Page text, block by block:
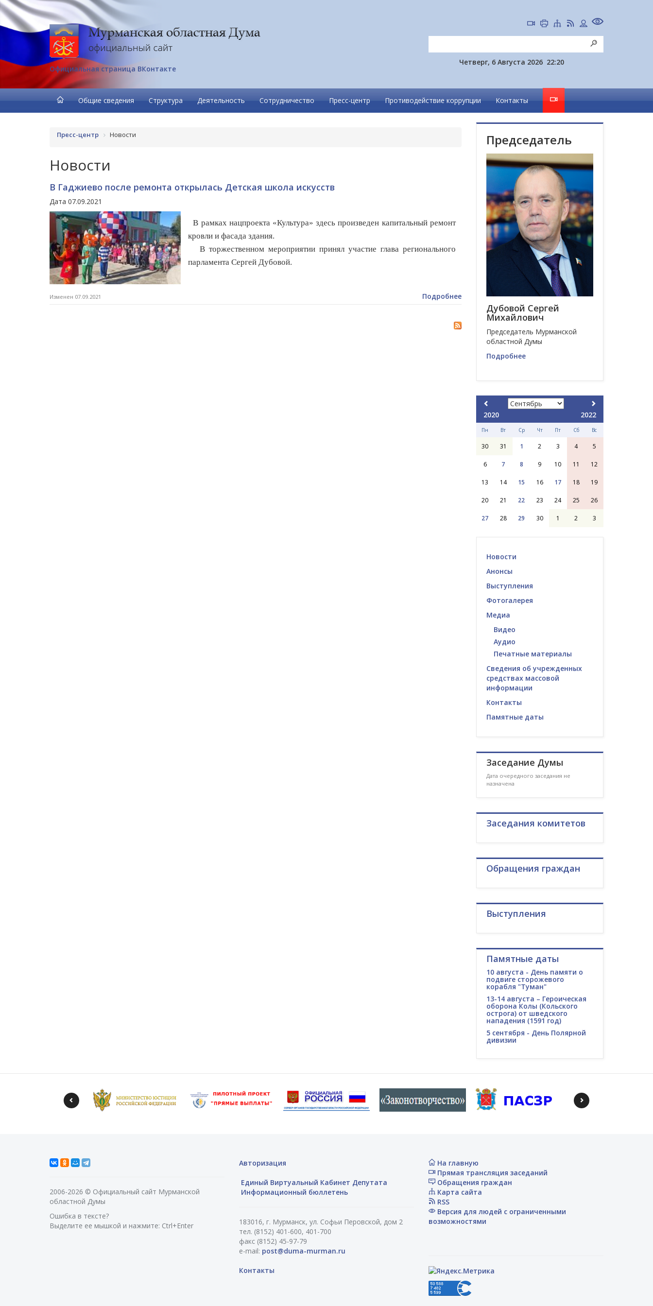
Официальная страница ВКонтакте
Четверг, 6 Августа 2026 22:20
Общие сведения Структура Деятельность Сотрудничество Пресс-центр Противодействие коррупции Контакты
Пресс-центр Новости
Новости
В Гаджиево после ремонта открылась Детская школа искусств
Дата 07.09.2021
В рамках нацпроекта «Культура» здесь произведен капитальный ремонт
кровли и фасада здания.
В торжественном мероприятии принял участие глава регионального
парламента Сергей Дубовой.
Изменен 07.09.2021 Подробнее
Председатель
Дубовой Сергей
Михайлович
Председатель Мурманской
областной Думы
Подробнее
2020 2022
Пн Вт Ср Чт Пт Сб Вс
30 31 1 2 3 4 5
6 7 8 9 10 11 12
13 14 15 16 17 18 19
20 21 22 23 24 25 26
27 28 29 30 1 2 3
Новости
Анонсы
Выступления
Фотогалерея
Медиа
Видео
Аудио
Печатные материалы
Сведения об учрежденных
средствах массовой
информации
Контакты
Памятные даты
Заседание Думы
Дата очередного заседания не
назначена
Заседания комитетов
Обращения граждан
Выступления
Памятные даты
10 августа - День памяти о
подвиге сторожевого
корабля "Туман"
13-14 августа – Героическая
оборона Колы (Кольского
острога) от шведского
нападения (1591 год)
5 сентября - День Полярной
дивизии
2006-2026 © Официальный сайт Мурманской
областной Думы
Ошибка в тексте?
Выделите ее мышкой и нажмите: Ctrl+Enter
Авторизация
Единый Виртуальный Кабинет Депутата
Информационный бюллетень
183016, г. Мурманск, ул. Софьи Перовской, дом 2
тел. (8152) 401-600, 401-700
факс (8152) 45-97-79
e-mail: post@duma-murman.ru
Контакты
На главную
Прямая трансляция заседаний
Обращения граждан
Карта сайта
RSS
Версия для людей с ограниченными
возможностями